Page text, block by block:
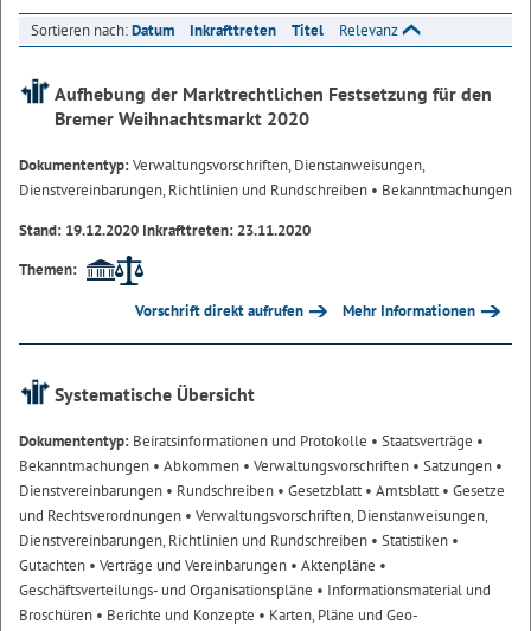
Sortieren nach:Datum Inkrafttreten Titel Relevanz
Aufhebung der Marktrechtlichen Festsetzung für den
Bremer Weihnachtsmarkt 2020
Dokumententyp:Verwaltungsvorschriften, Dienstanweisungen,
Dienstvereinbarungen, Richtlinien und Rundschreiben • Bekanntmachungen
Stand: 19.12.2020 Inkrafttreten: 23.11.2020
Themen:
Vorschrift direkt aufrufen Mehr Informationen
Systematische Übersicht
Dokumententyp: Beiratsinformationen und Protokolle • Staatsverträge •
Bekanntmachungen • Abkommen • Verwaltungsvorschriften • Satzungen •
Dienstvereinbarungen • Rundschreiben • Gesetzblatt• Amtsblatt• Gesetze
und Rechtsverordnungen • Verwaltungsvorschriften, Dienstanweisungen,
Dienstvereinbarungen, Richtlinien und Rundschreiben • Statistiken •
Gutachten • Verträge und Vereinbarungen • Aktenpläne •
Geschäftsverteilungs- und Organisationspläne • Informationsmaterial und
Broschüren • Berichte und Konzepte • Karten, Pläne und Geo-